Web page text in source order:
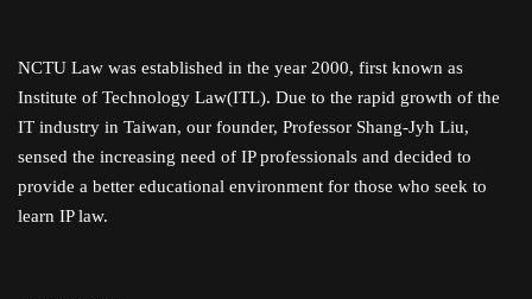
NCTU Law was established in the year 2000, first known as
Institute of Technology Law(ITL). Due to the rapid growth of the
IT industry in Taiwan, our founder, Professor Shang-Jyh Liu,
sensed the increasing need of IP professionals and decided to
provide a better educational environment for those who seek to
learn IP law.